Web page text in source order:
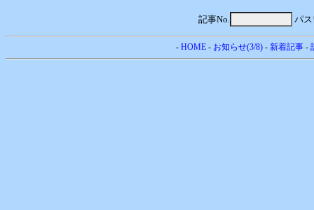
記事No. パ
- HOME- お知らせ(3/8)- 新着記事-